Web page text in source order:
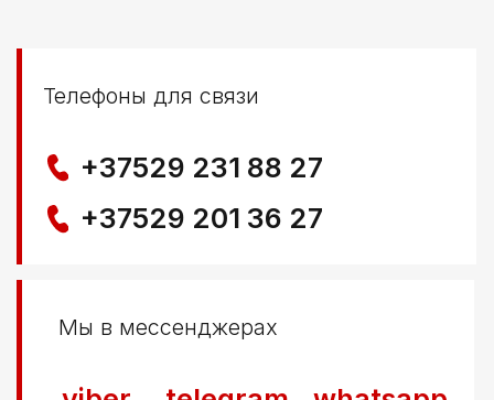
УНП 291776406
Свидетельство выдано Березовским районным